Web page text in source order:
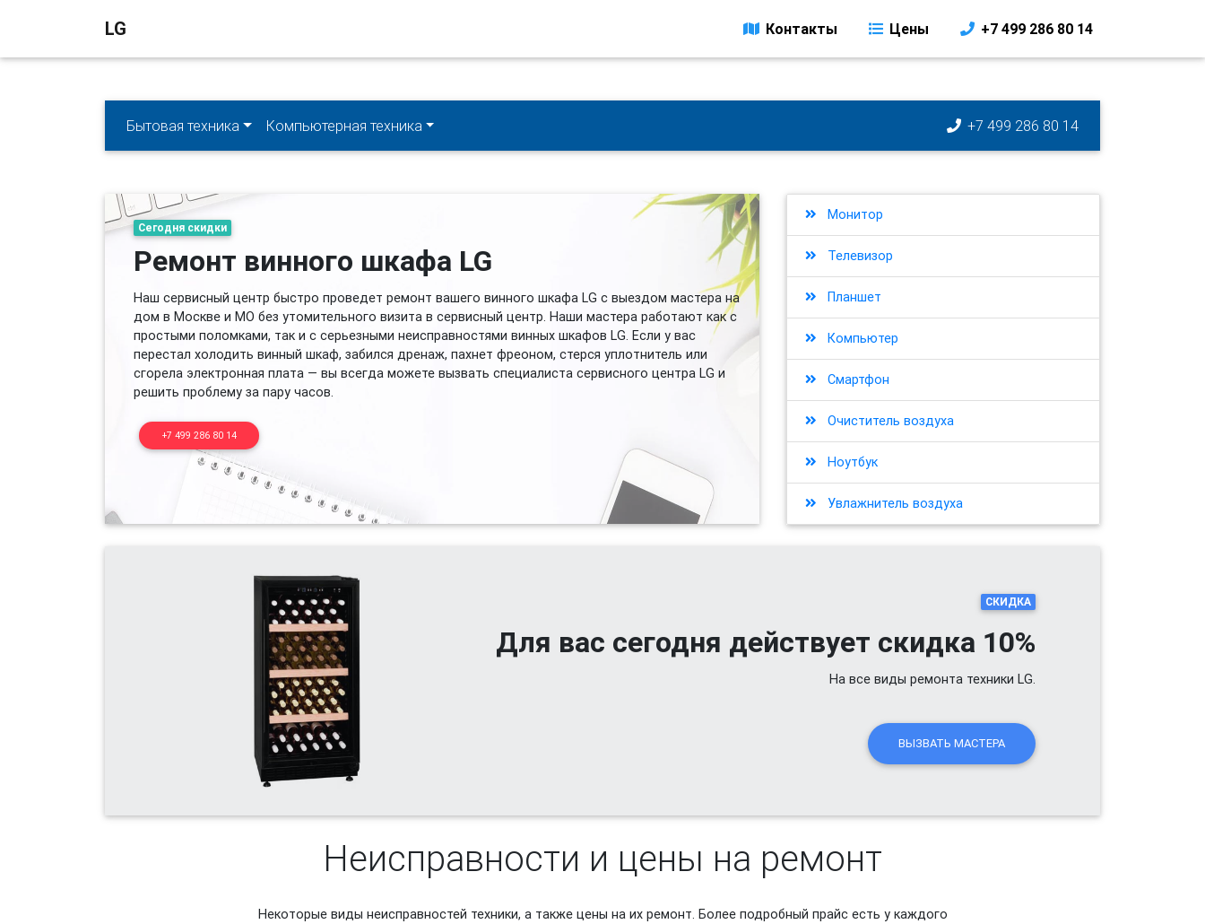
LG Контакты Цены +7 499 286 80 14
Бытовая техника Компьютерная техника +7 499 286 80 14
Сегодня скидки
Ремонт винного шкафа LG
Наш сервисный центр быстро проведет ремонт вашего винного шкафа LG с выездом мастера на
дом в Москве и МО без утомительного визита в сервисный центр. Наши мастера работают как с
простыми поломками, так и с серьезными неисправностями винных шкафов LG. Если у вас
перестал холодить винный шкаф, забился дренаж, пахнет фреоном, стерся уплотнитель или
сгорела электронная плата — вы всегда можете вызвать специалиста сервисного центра LG и
решить проблему за пару часов.
+7 499 286 80 14
Монитор
Телевизор
Планшет
Компьютер
Смартфон
Очиститель воздуха
Ноутбук
Увлажнитель воздуха
СКИДКА
Для вас сегодня действует скидка 10%
На все виды ремонта техники LG.
ВЫЗВАТЬ МАСТЕРА
Неисправности и цены на ремонт
Некоторые виды неисправностей техники, а также цены на их ремонт. Более подробный прайс есть у каждого